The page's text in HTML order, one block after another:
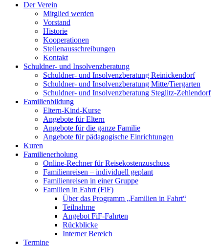
Der Verein
Mitglied werden
Vorstand
Historie
Kooperationen
Stellenausschreibungen
Kontakt
Schuldner- und Insolvenzberatung
Schuldner- und Insolvenzberatung Reinickendorf
Schuldner- und Insolvenzberatung Mitte/Tiergarten
Schuldner- und Insolvenzberatung Steglitz-Zehlendorf
Familienbildung
Eltern-Kind-Kurse
Angebote für Eltern
Angebote für die ganze Familie
Angebote für pädagogische Einrichtungen
Kuren
Familienerholung
Online-Rechner für Reisekostenzuschuss
Familienreisen – individuell geplant
Familienreisen in einer Gruppe
Familien in Fahrt (FiF)
Über das Programm „Familien in Fahrt“
Teilnahme
Angebot FiF-Fahrten
Rückblicke
Interner Bereich
Termine